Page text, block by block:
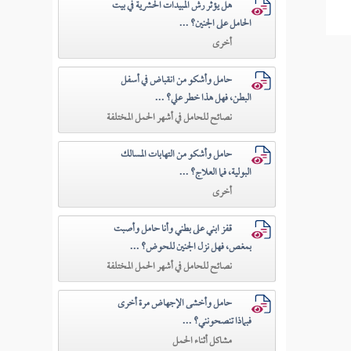
هل يؤثر رش المبيدات الحشرية في بيت
الحامل على الجنين؟ ...
أخرى
حامل وأشكو من انقباض في أسفل
البطن، فهل هذا خطر علي؟ ...
نصائح للحامل في أشهر الحمل المختلفة
حامل وأشكو من التهابات المسالك
البولية، فما العلاج؟ ...
أخرى
قفز ابني على بطني وأنا حامل وأصبت
بمغص، فهل نزل الجنين للحوض؟ ...
نصائح للحامل في أشهر الحمل المختلفة
حامل وأخشى الإجهاض مرة أخرى
فبماذا تنصحونني؟ ...
مشاكل أثناء الحمل